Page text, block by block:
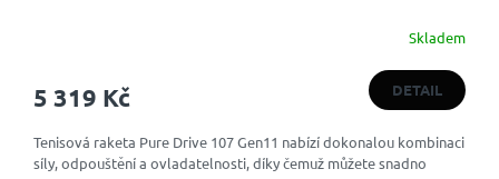
Skladem
5 319 Kč DETAIL
Tenisová raketa Pure Drive 107 Gen11 nabízí dokonalou kombinaci
síly, odpouštění a ovladatelnosti, díky čemuž můžete snadno